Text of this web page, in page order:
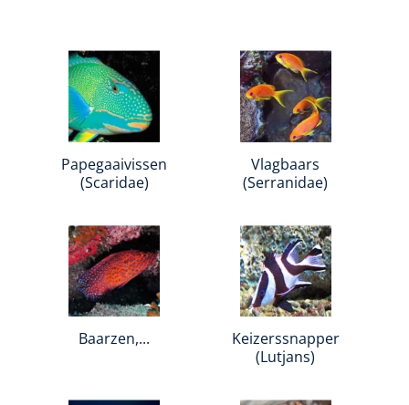
Papegaaivissen
(Scaridae)
Vlagbaars
(Serranidae)
Baarzen,...
Keizerssnapper
(Lutjans)